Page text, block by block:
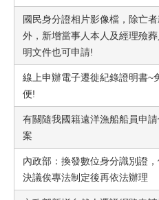
國民身分證相片影像檔，除亡
外，新增當事人本人及經理殮
明文件也可申請!
線上申辦電子遷徙紀錄證明書~
便!
有關隨我國籍遠洋漁船船員申
案
內政部：換發數位身分識別證
決議俟專法制定後再依法辦理